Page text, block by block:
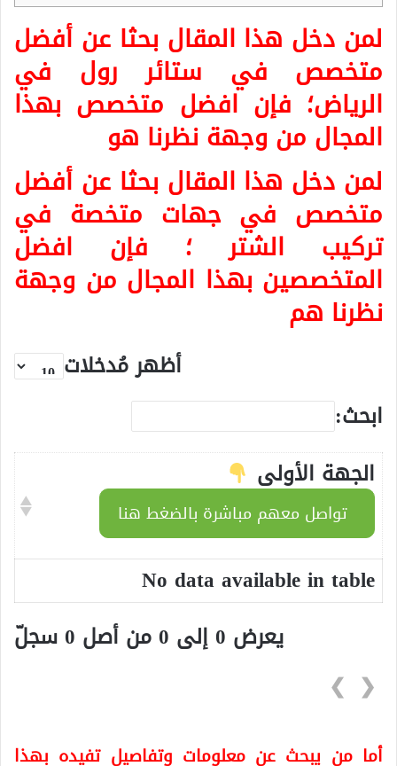
لمن دخل هذا المقال بحثا عن أفضل
متخصص في ستائر رول في
الرياض؛ فإن افضل متخصص بهذا
المجال من وجهة نظرنا هو
لمن دخل هذا المقال بحثا عن أفضل
متخصص في جهات متخصة في
تركيب الشتر ؛ فإن افضل
المتخصصين بهذا المجال من وجهة
نظرنا هم
أظهر مُدخلات
ابحث:
الجهة الأولى
تواصل معهم مباشرة بالضغط هنا
No data available in table
يعرض 0 إلى 0 من أصل 0 سجلّ
❮
❯
أما من يبحث عن معلومات وتفاصيل تفيده بهذا